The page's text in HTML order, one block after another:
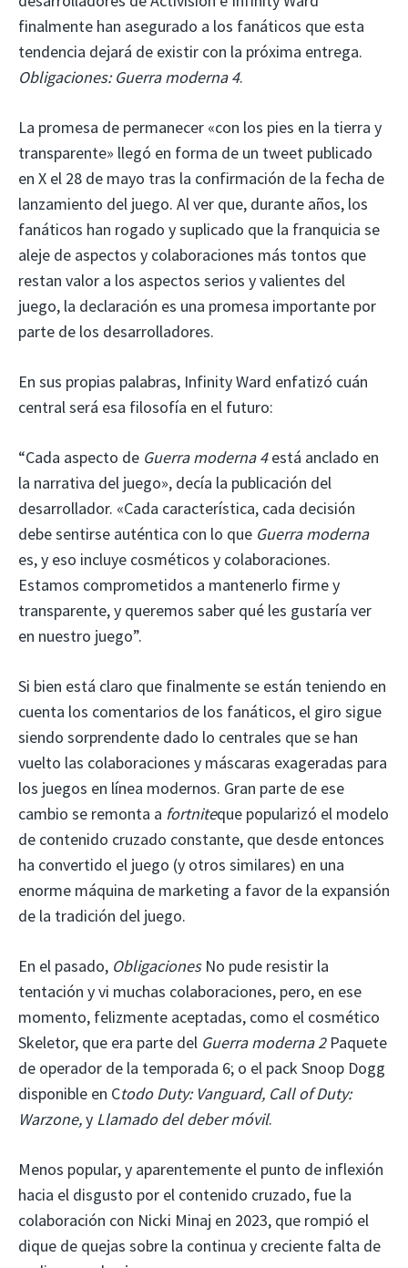
finalmente han asegurado a los fanáticos que esta
tendencia dejará de existir con la próxima entrega.
Obligaciones: Guerra moderna 4.
La promesa de permanecer «con los pies en la tierra y
transparente» llegó en forma de un tweet publicado
en X el 28 de mayo tras la confirmación de la fecha de
lanzamiento del juego. Al ver que, durante años, los
fanáticos han rogado y suplicado que la franquicia se
aleje de aspectos y colaboraciones más tontos que
restan valor a los aspectos serios y valientes del
juego, la declaración es una promesa importante por
parte de los desarrolladores.
En sus propias palabras, Infinity Ward enfatizó cuán
central será esa filosofía en el futuro:
“Cada aspecto de Guerra moderna 4está anclado en
la narrativa del juego», decía la publicación del
desarrollador. «Cada característica, cada decisión
debe sentirse auténtica con lo que Guerra moderna
es, y eso incluye cosméticos y colaboraciones.
Estamos comprometidos a mantenerlo firme y
transparente, y queremos saber qué les gustaría ver
en nuestro juego”.
Si bien está claro que finalmente se están teniendo en
cuenta los comentarios de los fanáticos, el giro sigue
siendo sorprendente dado lo centrales que se han
vuelto las colaboraciones y máscaras exageradas para
los juegos en línea modernos. Gran parte de ese
cambio se remonta a fortniteque popularizó el modelo
de contenido cruzado constante, que desde entonces
ha convertido el juego (y otros similares) en una
enorme máquina de marketing a favor de la expansión
de la tradición del juego.
En el pasado, ObligacionesNo pude resistir la
tentación y vi muchas colaboraciones, pero, en ese
momento, felizmente aceptadas, como el cosmético
Skeletor, que era parte del Guerra moderna 2Paquete
de operador de la temporada 6; o el pack Snoop Dogg
disponible en Ctodo Duty: Vanguard, Call of Duty:
Warzone,y Llamado del deber móvil.
Menos popular, y aparentemente el punto de inflexión
hacia el disgusto por el contenido cruzado, fue la
colaboración con Nicki Minaj en 2023, que rompió el
dique de quejas sobre la continua y creciente falta de